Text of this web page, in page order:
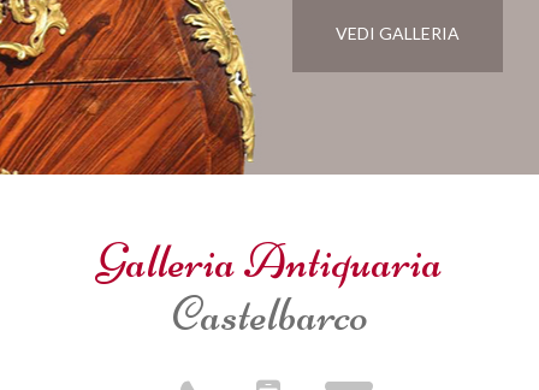
VEDI GALLERIA
Galleria Antiquaria
Castelbarco